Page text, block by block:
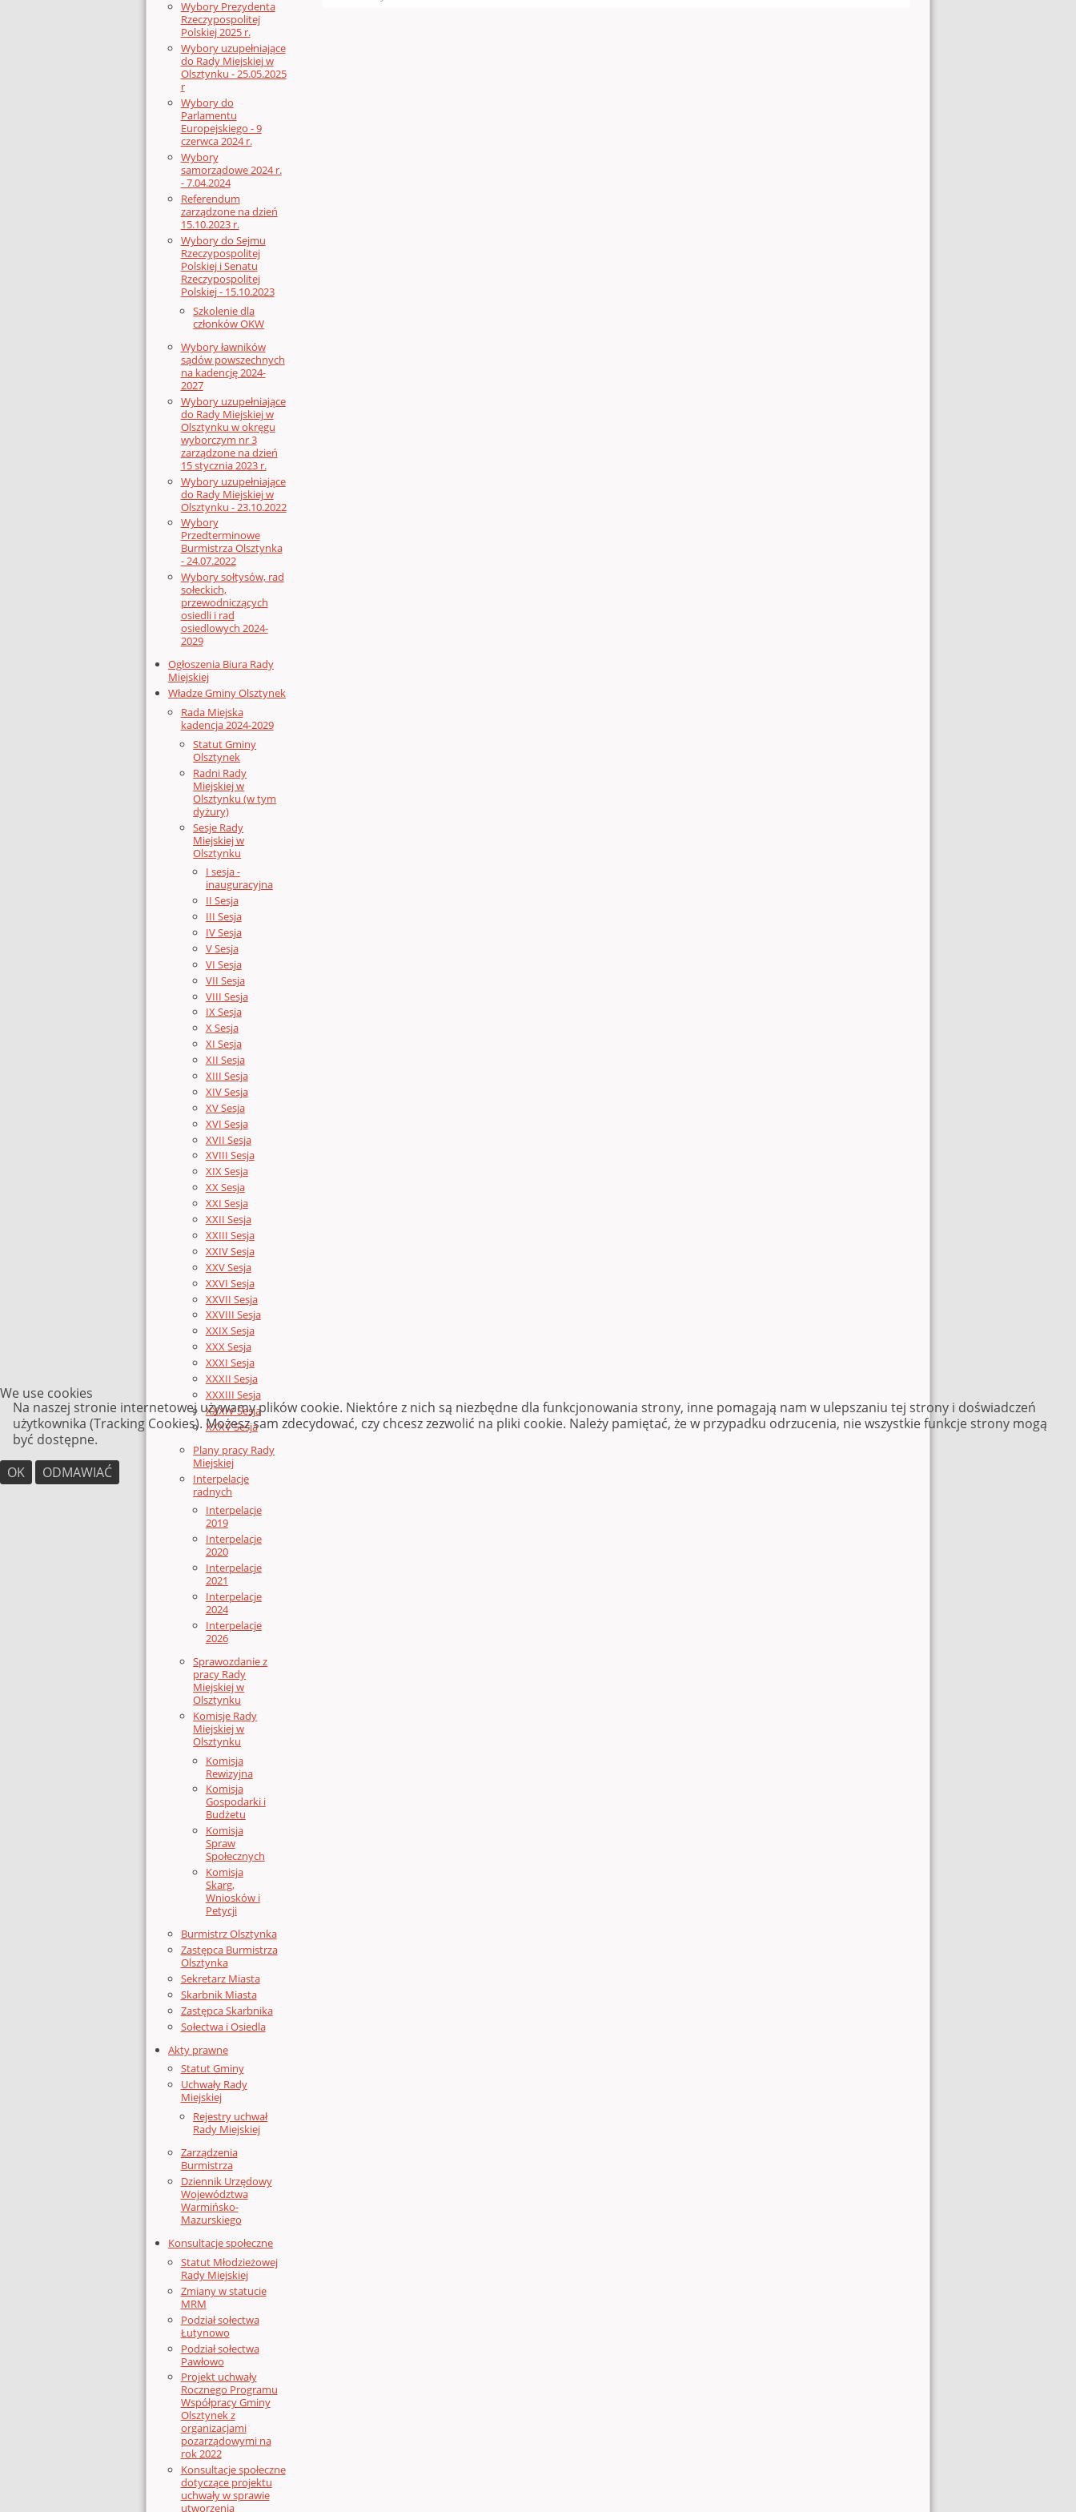
Wybory Prezydenta
Rzeczypospolitej
Polskiej 2025 r.
Wybory uzupełniające
do Rady Miejskiej w
Olsztynku - 25.05.2025
r
Wybory do
Parlamentu
Europejskiego - 9
czerwca 2024 r.
Wybory
samorządowe 2024 r.
- 7.04.2024
Referendum
zarządzone na dzień
15.10.2023 r.
Wybory do Sejmu
Rzeczypospolitej
Polskiej i Senatu
Rzeczypospolitej
Polskiej - 15.10.2023
Szkolenie dla
członków OKW
Wybory ławników
sądów powszechnych
na kadencję 2024-
2027
Wybory uzupełniające
do Rady Miejskiej w
Olsztynku w okręgu
wyborczym nr 3
zarządzone na dzień
15 stycznia 2023 r.
Wybory uzupełniające
do Rady Miejskiej w
Olsztynku - 23.10.2022
Wybory
Przedterminowe
Burmistrza Olsztynka
- 24.07.2022
Wybory sołtysów, rad
sołeckich,
przewodniczących
osiedli i rad
osiedlowych 2024-
2029
Ogłoszenia Biura Rady
Miejskiej
Władze Gminy Olsztynek
Rada Miejska
kadencja 2024-2029
Statut Gminy
Olsztynek
Radni Rady
Miejskiej w
Olsztynku (w tym
dyżury)
Sesje Rady
Miejskiej w
Olsztynku
I sesja -
inauguracyjna
II Sesja
III Sesja
IV Sesja
V Sesja
VI Sesja
VII Sesja
VIII Sesja
IX Sesja
X Sesja
XI Sesja
XII Sesja
XIII Sesja
XIV Sesja
XV Sesja
XVI Sesja
XVII Sesja
XVIII Sesja
XIX Sesja
XX Sesja
XXI Sesja
XXII Sesja
XXIII Sesja
XXIV Sesja
XXV Sesja
XXVI Sesja
XXVII Sesja
XXVIII Sesja
XXIX Sesja
XXX Sesja
XXXI Sesja
XXXII Sesja
XXXIII Sesja
XXXIV Sesja
XXXV Sesja
Plany pracy Rady
Miejskiej
Interpelacje
radnych
Interpelacje
2019
Interpelacje
2020
Interpelacje
2021
Interpelacje
2024
Interpelacje
2026
Sprawozdanie z
pracy Rady
Miejskiej w
Olsztynku
Komisje Rady
Miejskiej w
Olsztynku
Komisja
Rewizyjna
Komisja
Gospodarki i
Budżetu
Komisja
Spraw
Społecznych
Komisja
Skarg,
Wniosków i
Petycji
Burmistrz Olsztynka
Zastępca Burmistrza
Olsztynka
Sekretarz Miasta
Skarbnik Miasta
Zastępca Skarbnika
Sołectwa i Osiedla
Akty prawne
Statut Gminy
Uchwały Rady
Miejskiej
Rejestry uchwał
Rady Miejskiej
Zarządzenia
Burmistrza
Dziennik Urzędowy
Województwa
Warmińsko-
Mazurskiego
Konsultacje społeczne
Statut Młodzieżowej
Rady Miejskiej
Zmiany w statucie
MRM
Podział sołectwa
Łutynowo
Podział sołectwa
Pawłowo
Projekt uchwały
Rocznego Programu
Współpracy Gminy
Olsztynek z
organizacjami
pozarządowymi na
rok 2022
Konsultacje społeczne
dotyczące projektu
uchwały w sprawie
utworzenia
We use cookies
Na naszej stronie internetowej używamy plików cookie. Niektóre z nich są niezbędne dla funkcjonowania strony, inne pomagają nam w ulepszaniu tej strony i doświadczeń
użytkownika (Tracking Cookies). Możesz sam zdecydować, czy chcesz zezwolić na pliki cookie. Należy pamiętać, że w przypadku odrzucenia, nie wszystkie funkcje strony mogą
być dostępne.
OK
ODMAWIAĆ